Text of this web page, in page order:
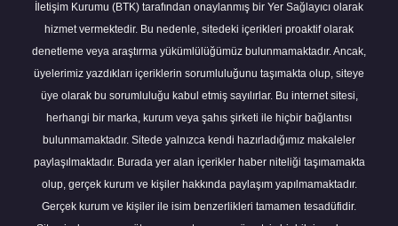
İletişim Kurumu (BTK) tarafından onaylanmış bir Yer Sağlayıcı olarak
hizmet vermektedir. Bu nedenle, sitedeki içerikleri proaktif olarak
denetleme veya araştırma yükümlülüğümüz bulunmamaktadır. Ancak,
üyelerimiz yazdıkları içeriklerin sorumluluğunu taşımakta olup, siteye
üye olarak bu sorumluluğu kabul etmiş sayılırlar. Bu internet sitesi,
herhangi bir marka, kurum veya şahıs şirketi ile hiçbir bağlantısı
bulunmamaktadır. Sitede yalnızca kendi hazırladığımız makaleler
paylaşılmaktadır. Burada yer alan içerikler haber niteliği taşımamakta
olup, gerçek kurum ve kişiler hakkında paylaşım yapılmamaktadır.
Gerçek kurum ve kişiler ile isim benzerlikleri tamamen tesadüfidir.